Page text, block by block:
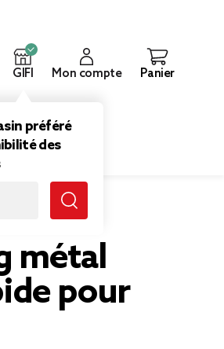
GIFI
préféré
des
Mon compte Panier
métal
pour